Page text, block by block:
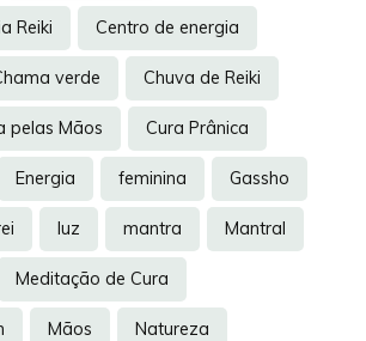
Reiki Centro de energia
verde Chuva de Reiki
pelas Mãos Cura Prânica
Energia feminina Gassho
luz mantra Mantral
Meditação de Cura
Mãos Natureza